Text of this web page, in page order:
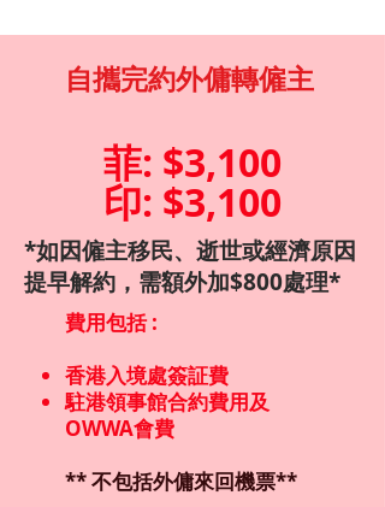
自攜完約外傭轉僱主
菲: $3,100
​印: $3,100
*如因僱主移民、逝世或經濟原因
提早解約，需額外加$800處理*
費用包括 :
香港入境處簽証費
駐港領事館合約費用及
OWWA會費
** 不包括外傭來回機票**